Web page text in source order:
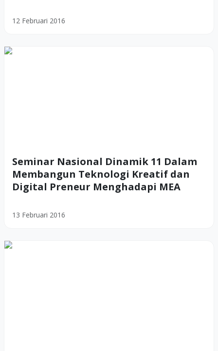
12 Februari 2016
Seminar Nasional Dinamik 11 Dalam
Membangun Teknologi Kreatif dan
Digital Preneur Menghadapi MEA
13 Februari 2016